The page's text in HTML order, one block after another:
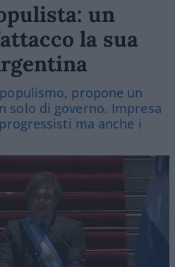
un
la sua
propone un
solo di governo. Impresa
ma anche i